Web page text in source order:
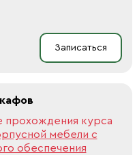
Записаться
прохождения курса
мебели с
обеспечения